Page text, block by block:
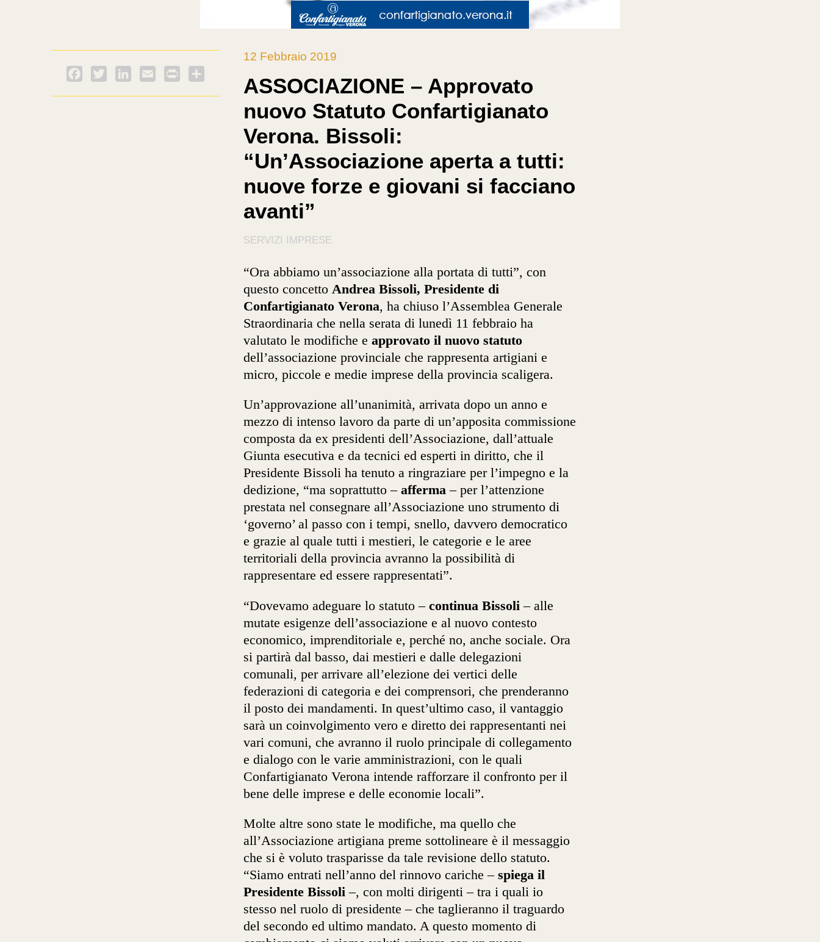
Facebook
Twitter LinkedInEmail PrintFriendly
12 Febbraio 2019
ASSOCIAZIONE – Approvato
nuovo Statuto Confartigianato
Verona. Bissoli:
“Un’Associazione aperta a tutti:
nuove forze e giovani si facciano
avanti”
SERVIZI IMPRESE
“Ora abbiamo un’associazione alla portata di tutti”, con
questo concetto Andrea Bissoli, Presidente di
Confartigianato Verona, ha chiuso l’Assemblea Generale
Straordinaria che nella serata di lunedì 11 febbraio ha
valutato le modifiche e approvato il nuovo statuto
dell’associazione provinciale che rappresenta artigiani e
micro, piccole e medie imprese della provincia scaligera.
Un’approvazione all’unanimità, arrivata dopo un anno e
mezzo di intenso lavoro da parte di un’apposita commissione
composta da ex presidenti dell’Associazione, dall’attuale
Giunta esecutiva e da tecnici ed esperti in diritto, che il
Presidente Bissoli ha tenuto a ringraziare per l’impegno e la
dedizione, “ma soprattutto – afferma – per l’attenzione
prestata nel consegnare all’Associazione uno strumento di
‘governo’ al passo con i tempi, snello, davvero democratico
e grazie al quale tutti i mestieri, le categorie e le aree
territoriali della provincia avranno la possibilità di
rappresentare ed essere rappresentati”.
“Dovevamo adeguare lo statuto – continua Bissoli – alle
mutate esigenze dell’associazione e al nuovo contesto
economico, imprenditoriale e, perché no, anche sociale. Ora
si partirà dal basso, dai mestieri e dalle delegazioni
comunali, per arrivare all’elezione dei vertici delle
federazioni di categoria e dei comprensori, che prenderanno
il posto dei mandamenti. In quest’ultimo caso, il vantaggio
sarà un coinvolgimento vero e diretto dei rappresentanti nei
vari comuni, che avranno il ruolo principale di collegamento
e dialogo con le varie amministrazioni, con le quali
Confartigianato Verona intende rafforzare il confronto per il
bene delle imprese e delle economie locali”.
Molte altre sono state le modifiche, ma quello che
all’Associazione artigiana preme sottolineare è il messaggio
che si è voluto trasparisse da tale revisione dello statuto.
“Siamo entrati nell’anno del rinnovo cariche – spiega il
Presidente Bissoli –, con molti dirigenti – tra i quali io
stesso nel ruolo di presidente – che taglieranno il traguardo
del secondo ed ultimo mandato. A questo momento di